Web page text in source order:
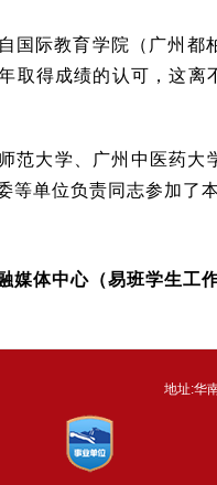
国际教育学院（广州都
取得成绩的认可，这
范大学 广州中医药大
等单位负责同志参加了本
媒体中心（易班学生工作
地址:华